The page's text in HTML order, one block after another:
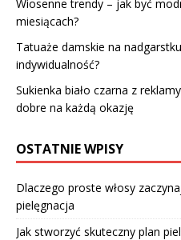
Wiosenne trendy – jak być
miesiącach?
Tatuaże damskie na
indywidualność?
Sukienka biało czarna z
dobre na każdą okazję
OSTATNIE WPISY
Dlaczego proste włosy
pielęgnacja
Jak stworzyć skuteczny plan